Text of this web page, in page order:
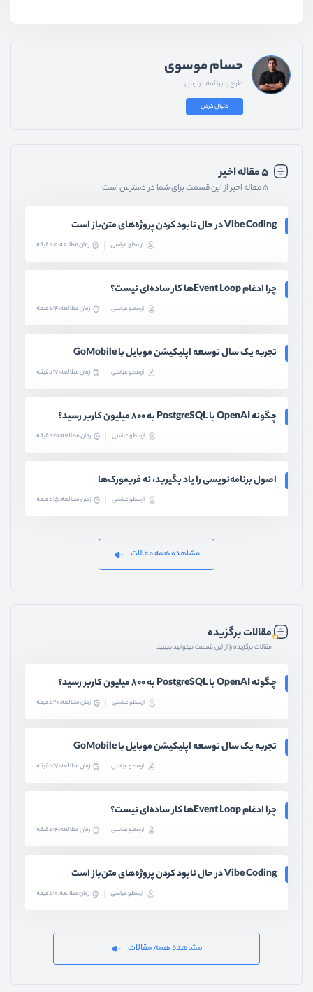
حسام موسوی
طراح و برنامه نویس
دنبال کردن
۵ مقاله اخیر
۵ مقاله اخیر از این قسمت برای شما در دسترس است
Vibe Coding در حال نابود کردن پروژه‌های متن‌باز است
ارسطو عباسی زمان مطالعه: 10 دقیقه
چرا ادغام Event Loopها کار ساده‌ای نیست؟
ارسطو عباسی زمان مطالعه: 14 دقیقه
تجربه یک سال توسعه اپلیکیشن موبایل با GoMobile
ارسطو عباسی زمان مطالعه: 17 دقیقه
چگونه OpenAI با PostgreSQL به ۸۰۰ میلیون کاربر رسید؟
ارسطو عباسی زمان مطالعه: 20 دقیقه
اصول برنامه‌نویسی را یاد بگیرید، نه فریمورک‌ها
ارسطو عباسی زمان مطالعه: 15 دقیقه
مشاهده همه مقالات
مقالات برگزیده
مقالات برگزیده را از این قسمت میتوانید ببینید
چگونه OpenAI با PostgreSQL به ۸۰۰ میلیون کاربر رسید؟
ارسطو عباسی زمان مطالعه: 20 دقیقه
تجربه یک سال توسعه اپلیکیشن موبایل با GoMobile
ارسطو عباسی زمان مطالعه: 17 دقیقه
چرا ادغام Event Loopها کار ساده‌ای نیست؟
ارسطو عباسی زمان مطالعه: 14 دقیقه
Vibe Coding در حال نابود کردن پروژه‌های متن‌باز است
ارسطو عباسی زمان مطالعه: 10 دقیقه
مشاهده همه مقالات